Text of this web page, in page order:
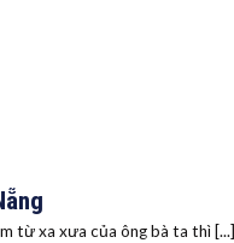
từ xa xưa của ông bà ta thì [...]